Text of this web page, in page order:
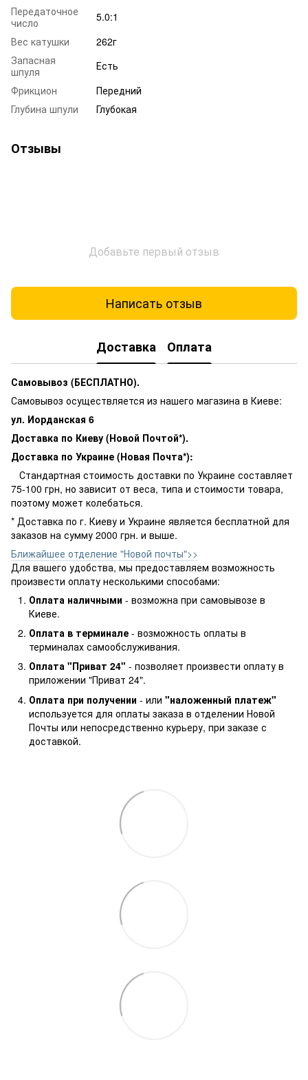
Передаточное
число
5.0:1
Вес катушки
262г
Запасная
шпуля
Есть
Фрикцион
Передний
Глубина шпули
Глубокая
Отзывы
Добавьте первый отзыв
Написать отзыв
Доставка Оплата
Самовывоз (БЕСПЛАТНО).
Самовывоз осуществляется из нашего магазина в Киеве:
ул. Иорданская 6
Доставка по Киеву (Новой Почтой*).
Доставка по Украине (Новая Почта*):
Стандартная стоимость доставки по Украине составляет
75-100 грн, но зависит от веса, типа и стоимости товара,
поэтому может колебаться.
* Доставка по г. Киеву и Украине является бесплатной для
заказов на сумму 2000 грн. и выше.
Ближайшее отделение "Новой почты">>
Для вашего удобства, мы предоставляем возможность
произвести оплату несколькими способами:
Оплата наличными - возможна при самовывозе в
Киеве.
Оплата в терминале - возможность оплаты в
терминалах самообслуживания.
Оплата "Приват 24" - позволяет произвести оплату в
приложении "Приват 24".
Оплата при получении - или "наложенный платеж"
используется для оплаты заказа в отделении Новой
Почты или непосредственно курьеру, при заказе с
доставкой.